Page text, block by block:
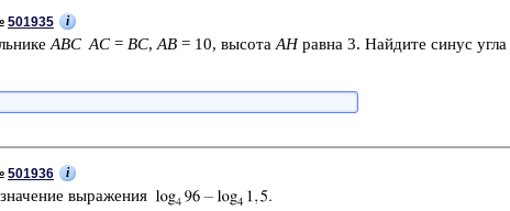
501935 i
ABC AC = BC, AB = 10, вы­со­та AHравна 3. Най­ди­те синус угла
501936 i
вы­ра­же­ния